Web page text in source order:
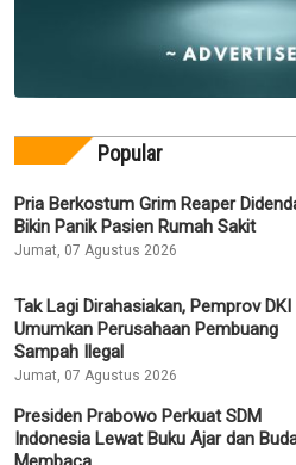
Popular
Pria Berkostum Grim Reaper
Bikin Panik Pasien Rumah Sakit
Jumat, 07 Agustus 2026
Tak Lagi Dirahasiakan, Pemprov
Umumkan Perusahaan Pembuang
Sampah Ilegal
Jumat, 07 Agustus 2026
Presiden Prabowo Perkuat SDM
Indonesia Lewat Buku Ajar dan